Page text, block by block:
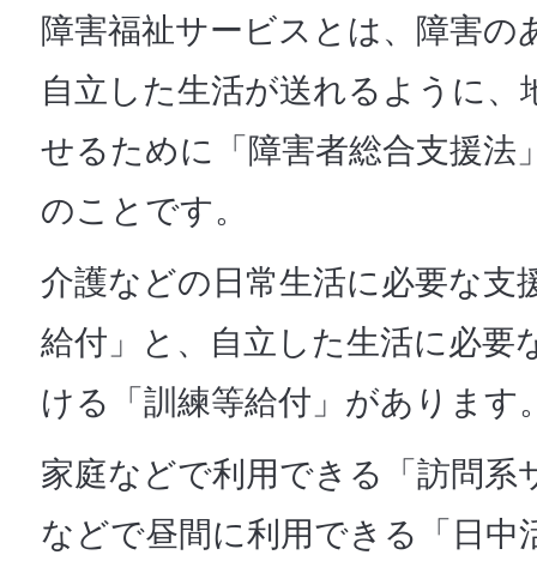
障害福祉サービスとは、障害の
自立した生活が送れるように、
せるために「障害者総合支援法
のことです。
介護などの日常生活に必要な支
給付」と、自立した生活に必要
ける「訓練等給付」があります
家庭などで利用できる「訪問系
などで昼間に利用できる「日中